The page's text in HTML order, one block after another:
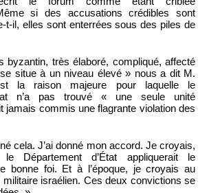
si des accusations crédibles sont
t-il, elles sont enterrées sous des piles de
byzantin, très élaboré, compliqué, affecté
situe à un niveau élevé » nous a dit M.
la raison majeure pour laquelle le
n’a pas trouvé « une seule unité
jamais commis une flagrante violation des
cela. J’ai donné mon accord. Je croyais,
Département d’État appliquerait le
bonne foi. Et à l’époque, je croyais au
israélien. Ces deux convictions se